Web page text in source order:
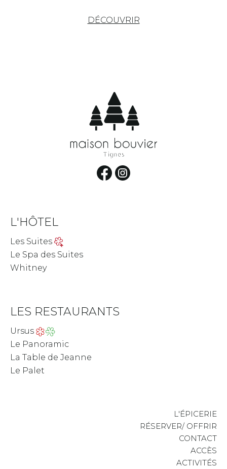
DÉCOUVRIR
L'HÔTEL
Les Suites
Le Spa des Suites
Whitney
LES RESTAURANTS
Ursus
Le Panoramic
La Table de Jeanne
Le Palet
L'ÉPICERIE
RÉSERVER/ OFFRIR
CONTACT
ACCÈS
ACTIVITÉS